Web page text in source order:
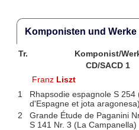
Komponisten und
Tr. Komponist/
CD/SACD 1
Franz Liszt
1
Rhapsodie espagnole S 254
d'Espagne et jota aragonesa)
2
Grande Étude de Paganini
S 141 Nr. 3 (La Campanella)